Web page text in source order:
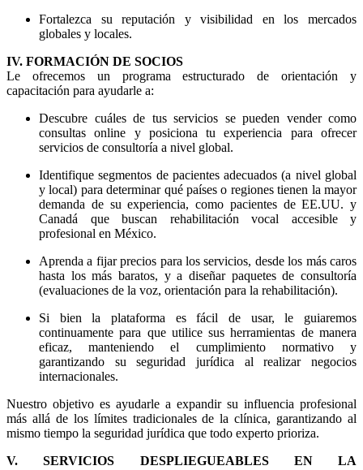
Fortalezca su reputación y visibilidad en los mercados
globales y locales.
IV. FORMACIÓN DE SOCIOS
Le ofrecemos un programa estructurado de orientación y
capacitación para ayudarle a:
Descubre cuáles de tus servicios se pueden vender como
consultas online y posiciona tu experiencia para ofrecer
servicios de consultoría a nivel global.
Identifique segmentos de pacientes adecuados (a nivel global
y local) para determinar qué países o regiones tienen la mayor
demanda de su experiencia, como pacientes de EE.UU. y
Canadá que buscan rehabilitación vocal accesible y
profesional en México.
Aprenda a fijar precios para los servicios, desde los más caros
hasta los más baratos, y a diseñar paquetes de consultoría
(evaluaciones de la voz, orientación para la rehabilitación).
Si bien la plataforma es fácil de usar, le guiaremos
continuamente para que utilice sus herramientas de manera
eficaz, manteniendo el cumplimiento normativo y
garantizando su seguridad jurídica al realizar negocios
internacionales.
Nuestro objetivo es ayudarle a expandir su influencia profesional
más allá de los límites tradicionales de la clínica, garantizando al
mismo tiempo la seguridad jurídica que todo experto prioriza.
V. SERVICIOS DESPLIEGUEABLES EN LA